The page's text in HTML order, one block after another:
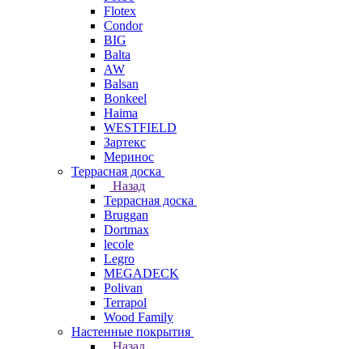
Flotex
Condor
BIG
Balta
AW
Balsan
Bonkeel
Haima
WESTFIELD
Зартекс
Меринос
Террасная доска
Назад
Террасная доска
Bruggan
Dortmax
lecole
Legro
MEGADECK
Polivan
Terrapol
Wood Family
Настенные покрытия
Назад